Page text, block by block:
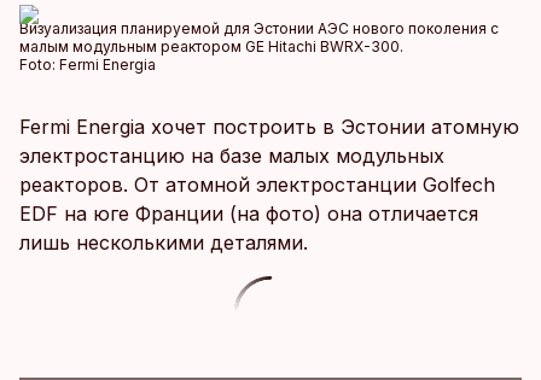
Визуализация планируемой для Эстонии АЭС нового поколения с
малым модульным реактором GE Hitachi BWRX-300.
Foto: Fermi Energia
Fermi Energia хочет построить в Эстонии атомную
электростанцию ​​на базе малых модульных
реакторов. От атомной электростанции Golfech
EDF на юге Франции (на фото) она отличается
лишь несколькими деталями.